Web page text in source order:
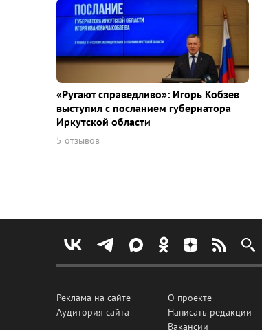
«Ругают справедливо»: Игорь Кобзев
выступил с посланием губернатора
Иркутской области
5 отзывов
Реклама на сайте
Аудитория сайта
О проекте
Написать редакции
Вакансии